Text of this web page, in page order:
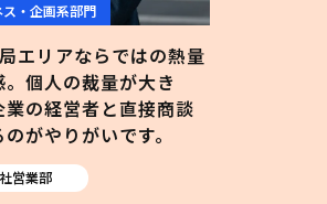
ス・企画系部門
エリアならではの熱量
。個人の裁量が大き
業の経営者と直接商談
がやりがいです。
営業部